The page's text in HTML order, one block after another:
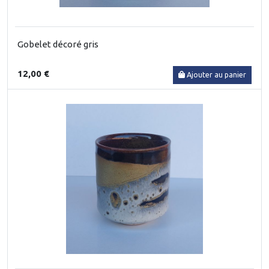
Gobelet décoré gris
12,00 € Ajouter au panier